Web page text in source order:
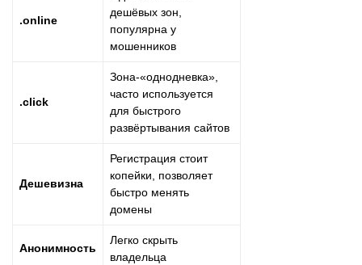
.online
дешёвых зон,
популярна у
мошенников
.click
Зона-«однодневка»,
часто используется
для быстрого
развёртывания сайтов
Дешевизна
Регистрация стоит
копейки, позволяет
быстро менять
домены
Анонимность
Легко скрыть
владельца